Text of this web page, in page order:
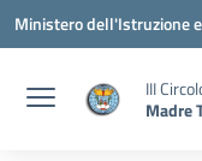
Vai ai contenuti
Vai al menu di navigazione
Vai al footer
Ministero dell'Istruzione
III
Madre